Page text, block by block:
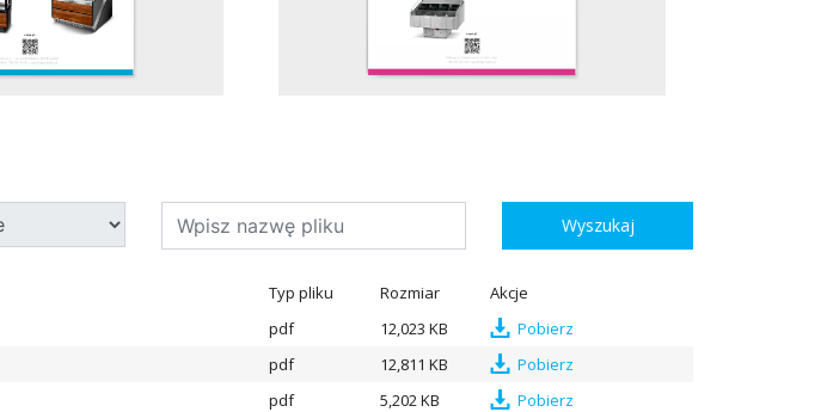
Wyszukaj
Typ pliku Rozmiar
Akcje
pdf 12,023 KB
Pobierz
pdf 12,811 KB
Pobierz
pdf 5,202 KB
Pobierz